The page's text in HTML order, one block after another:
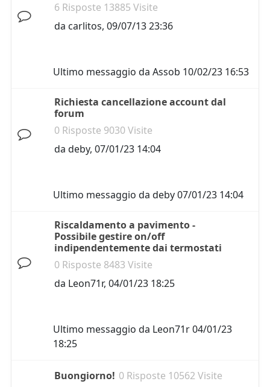
6 Risposte 13885 Visite
da carlitos, 09/07/13 23:36
Ultimo messaggio da Assob 10/02/23 16:53
Richiesta cancellazione account dal
forum
0 Risposte 9030 Visite
da deby, 07/01/23 14:04
Ultimo messaggio da deby07/01/23 14:04
Riscaldamento a pavimento -
Possibile gestire on/off
indipendentemente dai termostati
0 Risposte 8483 Visite
da Leon71r, 04/01/23 18:25
Ultimo messaggio da Leon71r04/01/23
18:25
Buongiorno! 0 Risposte 10562 Visite